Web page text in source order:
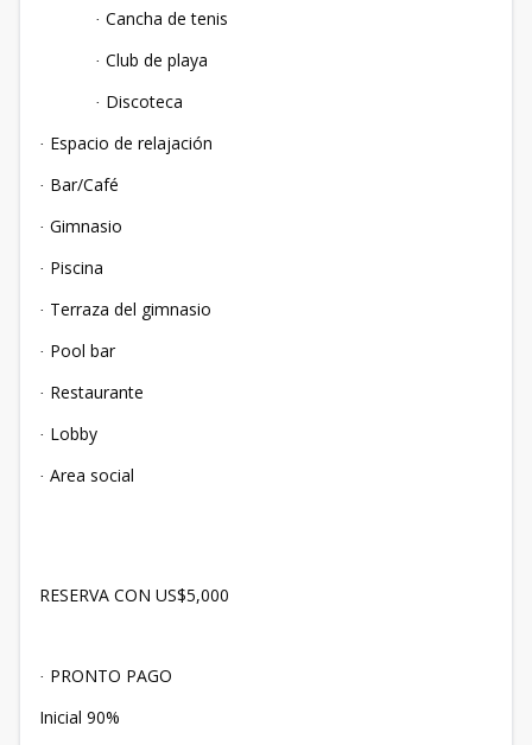
· Cancha de tenis
· Club de playa
· Discoteca
· Espacio de relajación
· Bar/Café
· Gimnasio
· Piscina
· Terraza del gimnasio
· Pool bar
· Restaurante
· Lobby
· Area social
RESERVA CON US$5,000
· PRONTO PAGO
Inicial 90%